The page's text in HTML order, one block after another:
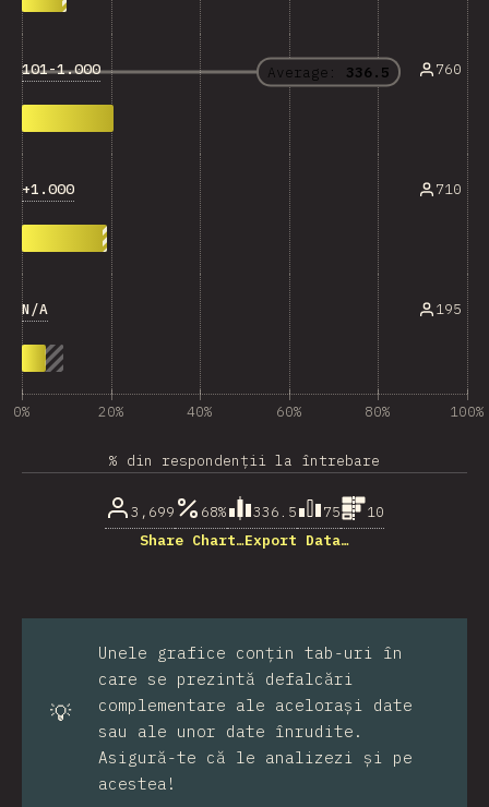
Average: 336.5
101-1.000 760
+1.000 710
N/A 195
0% 20% 40% 60% 80% 100%
% din respondenții la întrebare
3,699 68% 336.5 75
10
Share Chart…Export Data…
💡
Unele grafice conțin tab-uri în
care se prezintă defalcări
complementare ale acelorași date
sau ale unor date înrudite.
Asigură-te că le analizezi și pe
acestea!